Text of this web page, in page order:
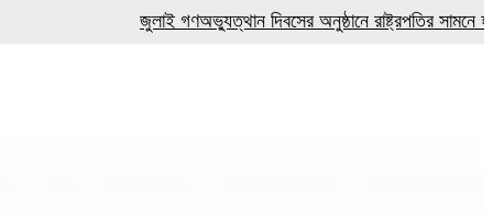
জুলাই গণঅভ্যুত্থান দিবসের অনুষ্ঠানে রাষ্ট্রপতির সামনে হট্টগোল,